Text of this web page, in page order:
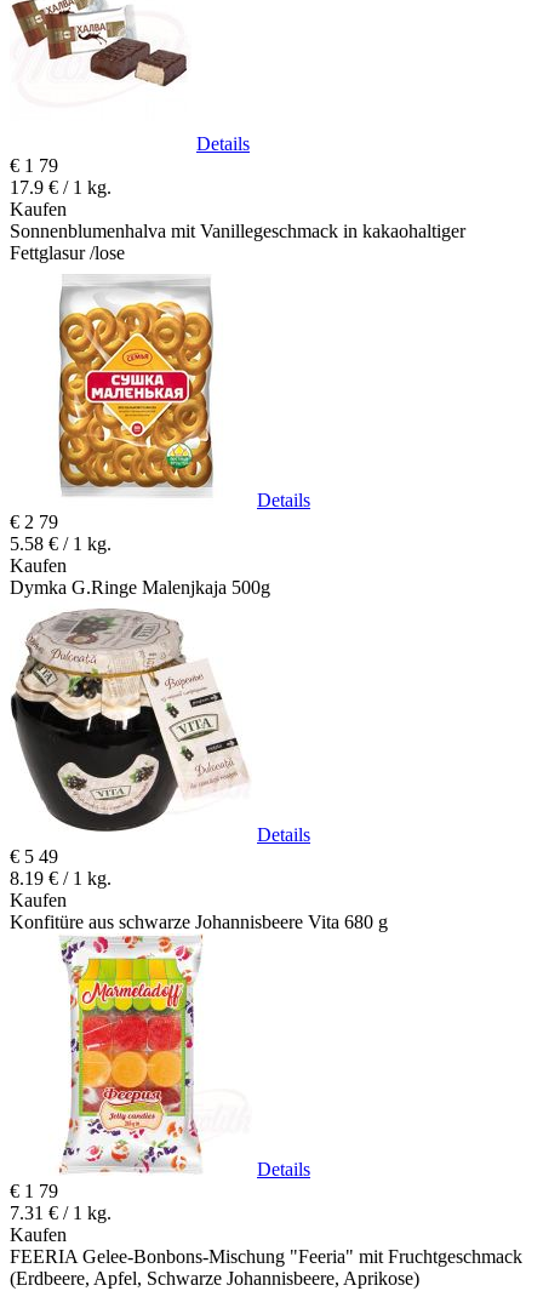
Details
€ 1 79
17.9 € / 1 kg.
Kaufen
Sonnenblumenhalva mit Vanillegeschmack in kakaohaltiger
Fettglasur /lose
Details
€ 2 79
5.58 € / 1 kg.
Kaufen
Dymka G.Ringe Malenjkaja 500g
Details
€ 5 49
8.19 € / 1 kg.
Kaufen
Konfitüre aus schwarze Johannisbeere Vita 680 g
Details
€ 1 79
7.31 € / 1 kg.
Kaufen
FEERIA Gelee-Bonbons-Mischung "Feeria" mit Fruchtgeschmack
(Erdbeere, Apfel, Schwarze Johannisbeere, Aprikose)